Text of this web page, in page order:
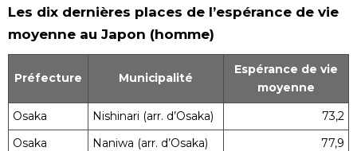
Les dix dernières places de l’espérance de vie
moyenne au Japon (homme)
Préfecture Municipalité
Espérance de vie
moyenne
Osaka
Nishinari (arr. d’Osaka)
73,2
Osaka
Naniwa (arr. d’Osaka)
77,9